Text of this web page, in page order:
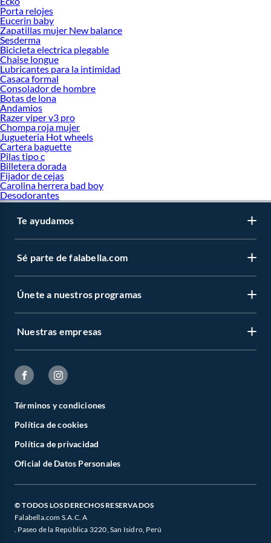
Porta relojes
Eucerin baby
Zapatillas mujer New balance
Sesderma
Bicicleta electrica plegable
Chaise longue
Lubricantes para la intimidad
Casaca formal
Consolador de hombre
Botas de lona
Andamios
Razer viper v3 pro
Chompa roja mujer
Jugueteria Hot wheels
Cartera baguette
Pilas tipo c
Billetera dorada
Fijador de cejas
Carolina herrera bad boy
Desodorantes
Te ayudamos
Sé parte de falabella.com
Únete a nuestros programas
Nuestras empresas
Términos y condiciones
Política de cookies
Política de privacidad
Oficial de Datos Personales
© TODOS LOS DERECHOS RESERVADOS
Falabella.com S.A.C. A
. Paseo de la República 3220, San Isidro, Perú